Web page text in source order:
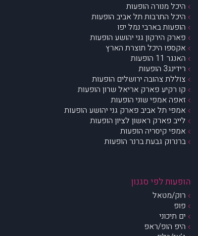
היכל מנורה הופעות
היכל התרבות תל אביב הופעות
הופעות בארבי נמל יפו
פארק הירקון גני יהושע הופעות
אקספו היכל תוצרת הארץ
האנגר 11 הופעות
רידינג3 הופעות
צוללת צהובה ירושלים הופעות
קו רקיע פארק אריאל שרון הופעות
זאפה אמפי שוני הופעות
אמפי תל אביב פארק גני יהושע הופעות
לייב פארק ראשון לציון הופעות
אמפי קיסריה הופעות
ברנרוק גבעת ברנר הופעות
הופעות לפי סגנון
רוק/מטאל
פופ
ים תיכוני
היפ הופ/ראפ